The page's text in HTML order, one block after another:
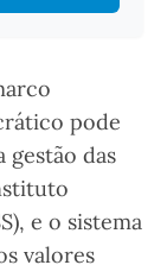
pode
gestão das
e o sistema
valores